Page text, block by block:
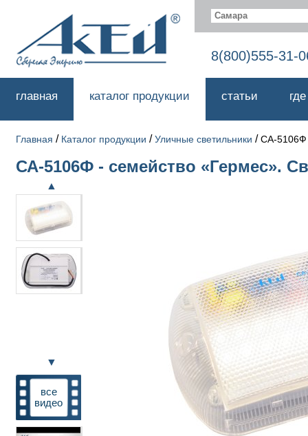
Самара
8(800)555-31-
главная каталог продукции статьи
Главная / Каталог продукции /Уличные светильники /СА-5106Ф
СА-5106Ф - семейство «Гермес».
▲
▼
все
видео